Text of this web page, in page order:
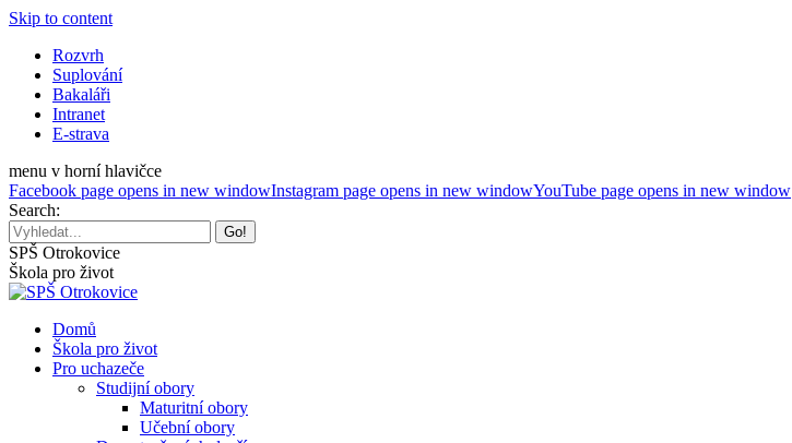
Skip to content
Rozvrh
Suplování
Bakaláři
Intranet
E-strava
menu v horní hlavičce
Facebook page opens in new windowInstagram page opens in new windowYouTube page opens in new window
Search:
SPŠ Otrokovice
Škola pro život
Domů
Škola pro život
Pro uchazeče
Studijní obory
Maturitní obory
Učební obory